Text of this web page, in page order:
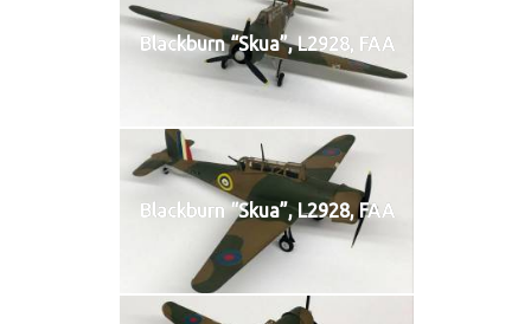
Blackburn “Skua”, L2928, FAA
Blackburn “Skua”, L2928, FAA